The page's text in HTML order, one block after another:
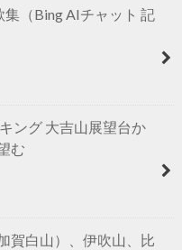
（Bing AIチャット 記
ング 大吉山展望台か
む
賀白山）、伊吹山、比